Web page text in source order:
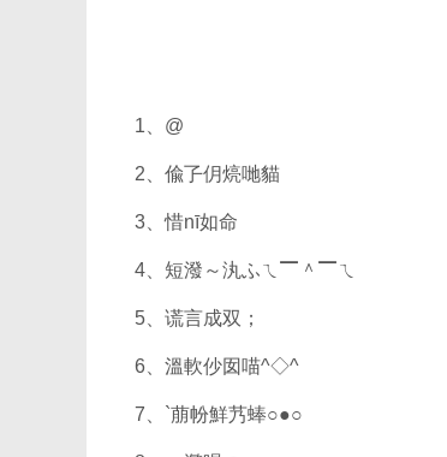
1、@
2、偸孒仴煷哋貓
3、惜nī如命
4、短潑～汍ふㄟ▔＾▔ㄟ
5、谎言成双；
6、溫軟仯囡喵^◇^
7、`萠帉鮮艿蜯○●○